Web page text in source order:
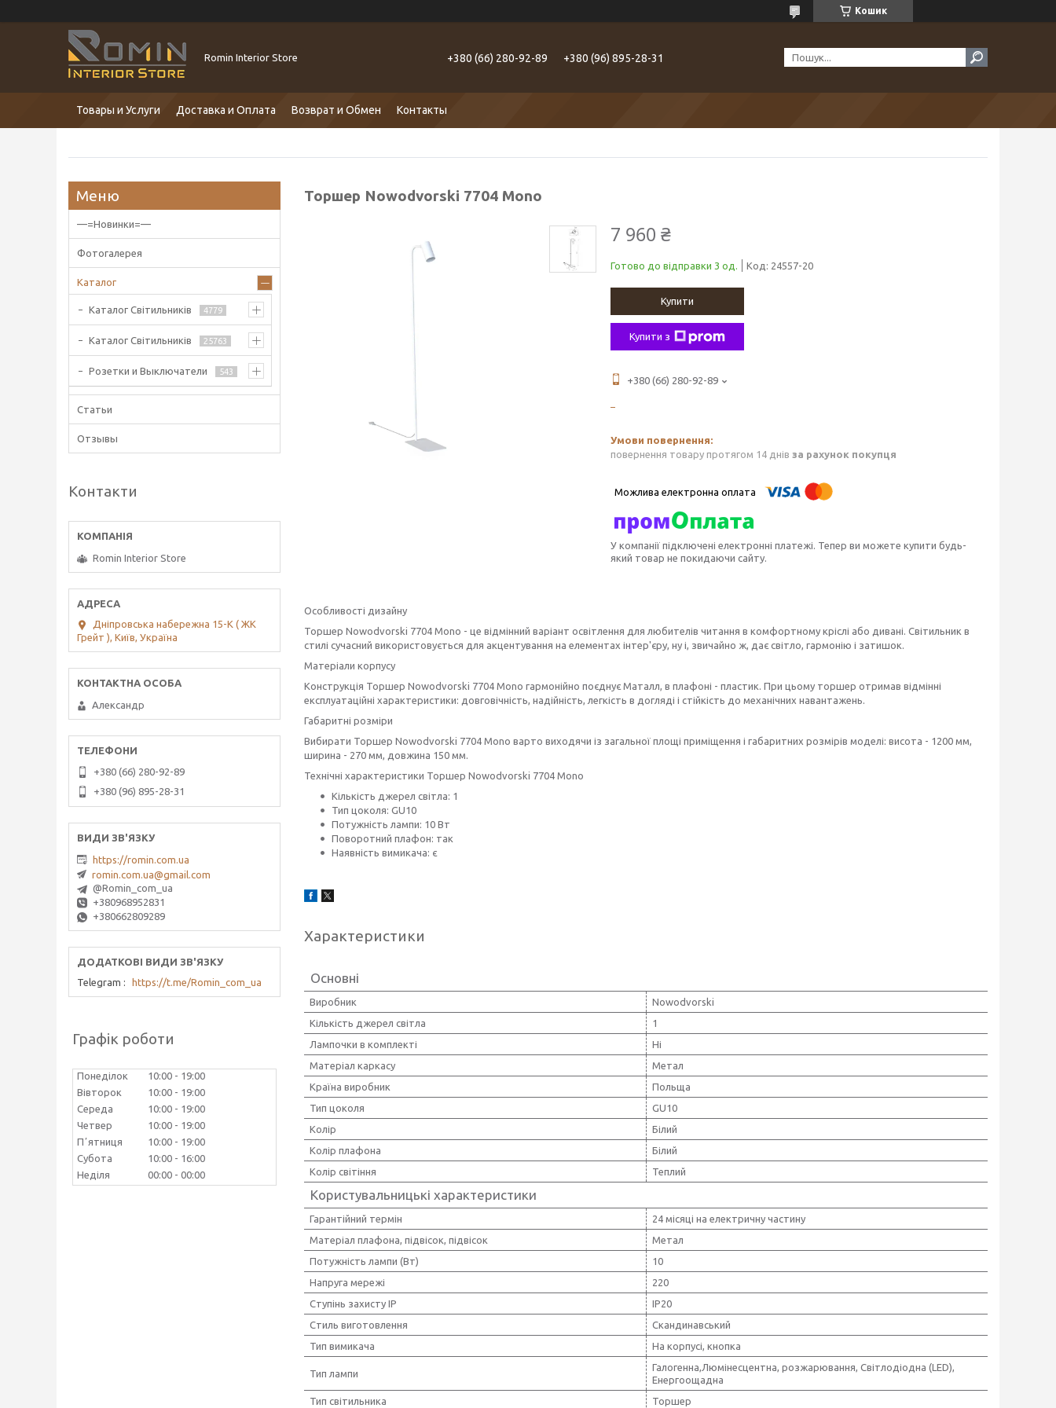
Кошик
Romin Interior Store +380 (66) 280-92-89 +380 (96) 895-28-31
Товары и Услуги Доставка и Оплата Возврат и Обмен Контакты
Торшер Nowodvorski 7704 Mono
7 960 ₴
Готово до відправки 3 од. Код: 24557-20
Купити
Купити з
+380 (66) 280-92-89
повернення товару протягом 14 днів за рахунок покупця
У компанії підключені електронні платежі. Тепер ви можете купити будь-
який товар не покидаючи сайту.
Особливості дизайну
Торшер Nowodvorski 7704 Mono - це відмінний варіант освітлення для любителів читання в комфортному кріслі або дивані. Світильник в
стилі сучасний використовується для акцентування на елементах інтер'єру, ну і, звичайно ж, дає світло, гармонію і затишок.
Матеріали корпусу
Конструкція Торшер Nowodvorski 7704 Mono гармонійно поєднує Маталл, в плафоні - пластик. При цьому торшер отримав відмінні
експлуатаційні характеристики: довговічність, надійність, легкість в догляді і стійкість до механічних навантажень.
Габаритні розміри
Вибирати Торшер Nowodvorski 7704 Mono варто виходячи із загальної площі приміщення і габаритних розмірів моделі: висота - 1200 мм,
ширина - 270 мм, довжина 150 мм.
Технічні характеристики Торшер Nowodvorski 7704 Mono
Кількість джерел світла: 1
Тип цоколя: GU10
Потужність лампи: 10 Вт
Поворотний плафон: так
Наявність вимикача: є
Характеристики
Основні
Виробник
Nowodvorski
Кількість джерел світла
1
Лампочки в комплекті
Ні
Матеріал каркасу
Метал
Країна виробник
Польща
Тип цоколя
GU10
Колір
Білий
Колір плафона
Білий
Колір світіння
Теплий
Користувальницькі характеристики
Гарантійний термін
24 місяці на електричну частину
Матеріал плафона, підвісок, підвісок
Метал
Потужність лампи (Вт)
10
Напруга мережі
220
Ступінь захисту IP
IP20
Стиль виготовлення
Скандинавський
Тип вимикача
На корпусі, кнопка
Тип лампи
Галогенна,Люмінесцентна, розжарювання, Світлодіодна (LED),
Енергоощадна
Тип світильника
Торшер
—=Новинки=—
Фотогалерея
Каталог
Каталог Світильників 4779
Каталог Світильників 25763
Розетки и Выключатели 543
Статьи
Отзывы
Контакти
Romin Interior Store
Дніпровська набережна 15-К ( ЖК
Грейт ), Київ, Україна
Александр
+380 (66) 280-92-89
+380 (96) 895-28-31
https://romin.com.ua
romin.com.ua@gmail.com
@Romin_com_ua
+380968952831
+380662809289
Telegram https://t.me/Romin_com_ua
Графік роботи
Понеділок 10:00
19:00
Вівторок
10:00
19:00
Середа
10:00
19:00
Четвер
10:00
19:00
Пʼятниця
10:00
19:00
Субота
10:00
16:00
Неділя
00:00 00:00